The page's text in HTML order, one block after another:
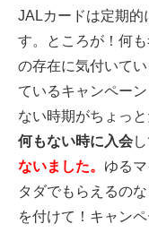
JALカードは定期的
す。ところが！何
の存在に気付いて
ているキャンペー
ない時期がちょっ
何もない時に入会
ないました。 ゆる
タダでもらえるの
を付けて！キャン